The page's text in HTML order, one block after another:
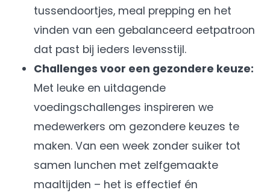
tussendoortjes, meal prepping en het
vinden van een gebalanceerd eetpatroon
dat past bij ieders levensstijl.
Challenges voor een gezondere keuze:
Met leuke en uitdagende
voedingschallenges inspireren we
medewerkers om gezondere keuzes te
maken. Van een week zonder suiker tot
samen lunchen met zelfgemaakte
maaltijden – het is effectief én